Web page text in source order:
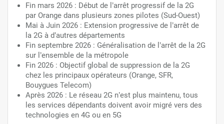
Fin mars 2026 : Début de l’arrêt progressif de la 2G
par Orange dans plusieurs zones pilotes (Sud-Ouest)
Mai à Juin 2026 : Extension progressive de l’arrêt de
la 2G à d’autres départements
Fin septembre 2026 : Généralisation de l’arrêt de la 2G
sur l’ensemble de la métropole
Fin 2026 : Objectif global de suppression de la 2G
chez les principaux opérateurs (Orange, SFR,
Bouygues Telecom)
Après 2026 : Le réseau 2G n’est plus maintenu, tous
les services dépendants doivent avoir migré vers des
technologies en 4G ou en 5G